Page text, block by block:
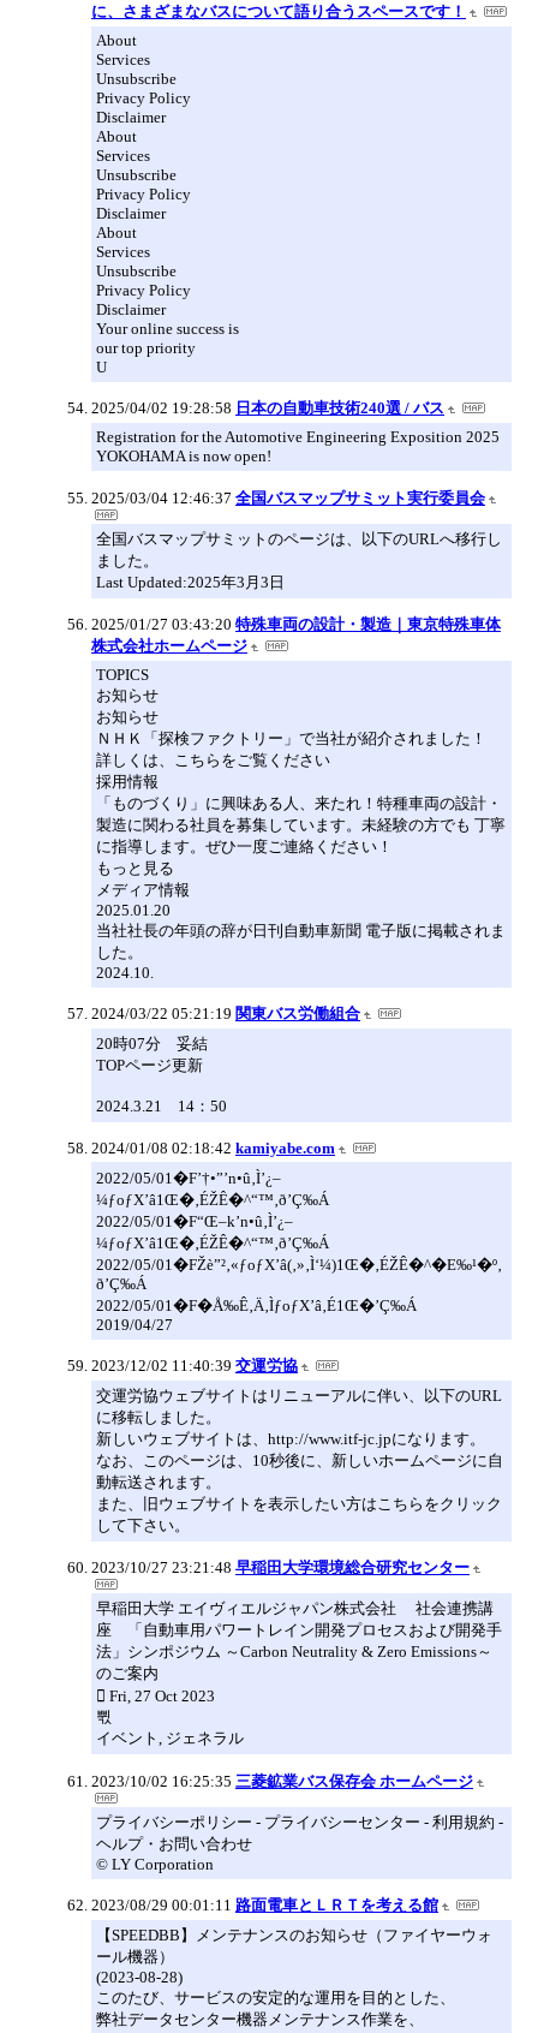
に、さまざまなバスについて語り合うスペースです！
About
Services
Unsubscribe
Privacy Policy
Disclaimer
About
Services
Unsubscribe
Privacy Policy
Disclaimer
About
Services
Unsubscribe
Privacy Policy
Disclaimer
Your online success is
our top priority
U
2025/04/02 19:28:58 日本の自動車技術240選 / バス
Registration for the Automotive Engineering Exposition 2025
YOKOHAMA is now open!
2025/03/04 12:46:37 全国バスマップサミット実行委員会
全国バスマップサミットのページは、以下のURLへ移行し
ました。
Last Updated:2025年3月3日
2025/01/27 03:43:20 特殊車両の設計・製造｜東京特殊車体
株式会社ホームページ
TOPICS
お知らせ
お知らせ
ＮＨＫ「探検ファクトリー」で当社が紹介されました！
詳しくは、こちらをご覧ください
採用情報
「ものづくり」に興味ある人、来たれ！特種車両の設計・
製造に関わる社員を募集しています。未経験の方でも 丁寧
に指導します。ぜひ一度ご連絡ください！
もっと見る
メディア情報
2025.01.20
当社社長の年頭の辞が日刊自動車新聞 電子版に掲載されま
した。
2024.10.
2024/03/22 05:21:19 関東バス労働組合
20時07分 妥結
TOPページ更新
2024.3.21 14：50
2024/01/08 02:18:42 kamiyabe.com
2022/05/01�F’†•”’n•û‚Ì’¿–
¼ƒoƒX’â1Œ�‚ÉŽÊ�^“™‚ð’Ç‰Á
2022/05/01�F“Œ–k’n•û‚Ì’¿–
¼ƒoƒX’â1Œ�‚ÉŽÊ�^“™‚ð’Ç‰Á
2022/05/01�FŽè”²‚«ƒoƒX’â(‚»‚Ì‘¼)1Œ�‚ÉŽÊ�^�E‰¹�º‚
ð’Ç‰Á
2022/05/01�F�Å‰Ê‚Ä‚ÌƒoƒX’â‚É1Œ�’Ç‰Á
2019/04/27
2023/12/02 11:40:39 交運労協
交運労協ウェブサイトはリニューアルに伴い、以下のURL
に移転しました。
新しいウェブサイトは、http://www.itf-jc.jpになります。
なお、このページは、10秒後に、新しいホームページに自
動転送されます。
また、旧ウェブサイトを表示したい方はこちらをクリック
して下さい。
2023/10/27 23:21:48 早稲田大学環境総合研究センター
早稲田大学 エイヴィエルジャパン株式会社 社会連携講
座 「自動車用パワートレイン開発プロセスおよび開発手
法」シンポジウム ～Carbon Neutrality & Zero Emissions～
のご案内
 Fri, 27 Oct 2023
쀣
イベント, ジェネラル
2023/10/02 16:25:35 三菱鉱業バス保存会 ホームページ
プライバシーポリシー - プライバシーセンター - 利用規約 -
ヘルプ・お問い合わせ
© LY Corporation
2023/08/29 00:01:11 路面電車とＬＲＴを考える館
【SPEEDBB】メンテナンスのお知らせ（ファイヤーウォ
ール機器）
(2023-08-28)
このたび、サービスの安定的な運用を目的とした、
弊社データセンター機器メンテナンス作業を、